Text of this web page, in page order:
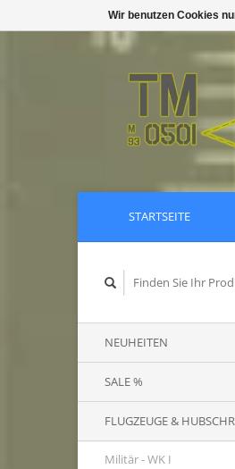
STARTSEITE
NEUHEITEN
SALE %
FLUGZEUGE &
Militär - WK I
Wir benutzen Cookies